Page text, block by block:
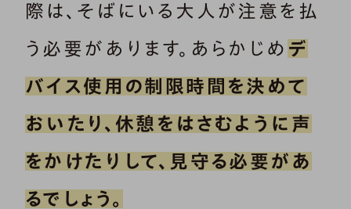
際は、そばにいる大人が注意を払
う必要があります。あらかじめ デ
バイス使用の制限時間を決めて
おいたり、休憩をはさむように声
をかけたりして、見守る必要があ
るでしょう。